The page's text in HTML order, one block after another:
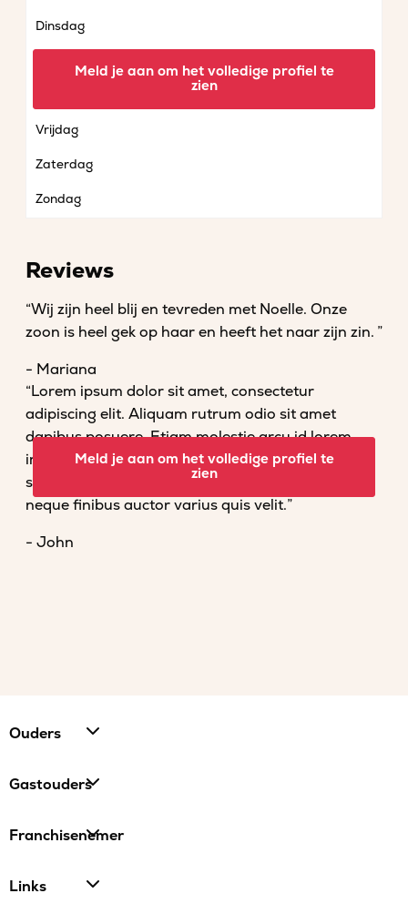
Dinsdag
Vrijdag
Zaterdag
Zondag
Meld je aan om het volledige profiel te
zien
Reviews
“Wij zijn heel blij en tevreden met Noelle. Onze
zoon is heel gek op haar en heeft het naar zijn zin. ”
- Mariana
“Lorem ipsum dolor sit amet, consectetur
adipiscing elit. Aliquam rutrum odio sit amet
dapibus posuere. Etiam molestie arcu id lorem
imperdiet convallis. Fusce venenatis nisl nec dolor
scelerisque tempor. Vestibulum et magna vel
neque finibus auctor varius quis velit.”
- John
Meld je aan om het volledige profiel te
zien
Ouders
Gastouders
Franchisenemer
Links